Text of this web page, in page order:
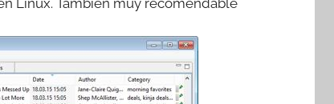
Linux. También muy recomendable